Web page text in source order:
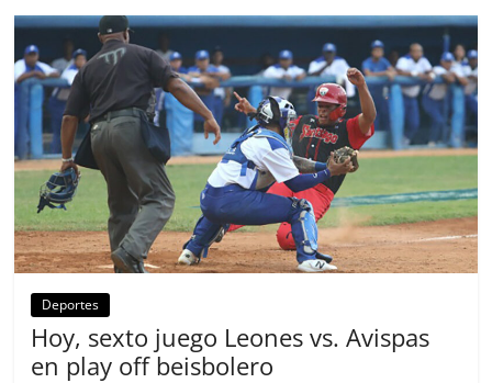
Deportes
Hoy, sexto juego Leones vs. Avispas
en play off beisbolero